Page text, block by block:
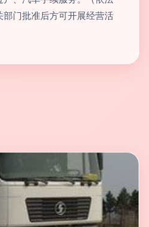
门批准后方可开展经营活